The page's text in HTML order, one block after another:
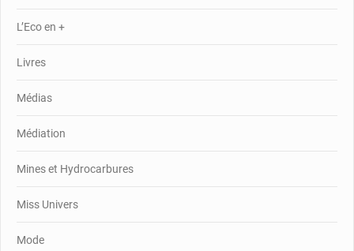
L’Eco en +
Livres
Médias
Médiation
Mines et Hydrocarbures
Miss Univers
Mode